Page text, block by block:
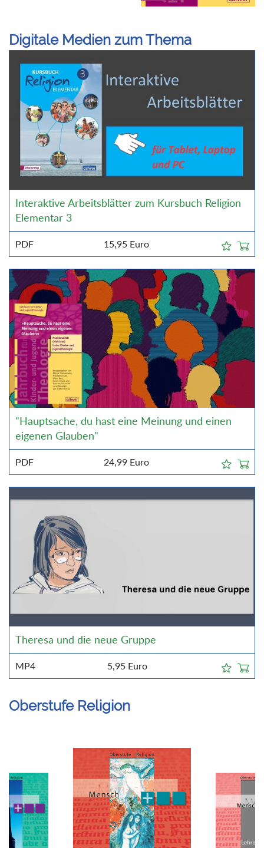
Digitale Medien zum Thema
Interaktive Arbeitsblätter zum Kursbuch Religion
Elementar 3
PDF 15,95 Euro
"Hauptsache, du hast eine Meinung und einen
eigenen Glauben"
PDF 24,99 Euro
Theresa und die neue Gruppe
MP4 5,95 Euro
Oberstufe Religion